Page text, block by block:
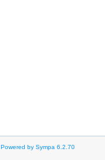
Powered by Sympa 6.2.70